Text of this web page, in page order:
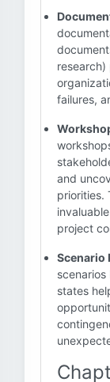
failures,
and
priorities.
project
Scenario
states